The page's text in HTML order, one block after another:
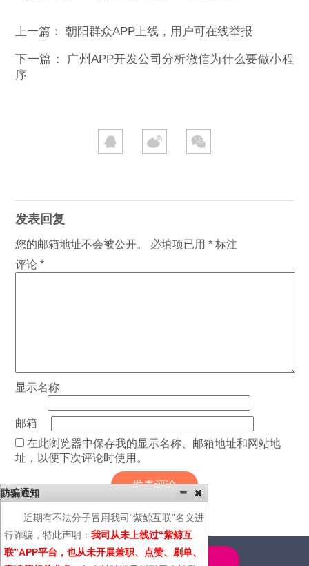
上一篇：朝阳群众APP上线，用户可在线举报
下一篇： 广州APP开发公司分析微信为什么要做小程
序
发表回复
您的邮箱地址不会被公开。 必填项已用* 标注
评论*
显示名称
邮箱
在此浏览器中保存我的显示名称、邮箱地址和网站地
址，以便下次评论时使用。
4000-600-366
防骗通知
近期有不法分子冒用我司“紫鲸互联”名义进
行诈骗，特此声明： 我司从未上线过“紫鲸互
联”APP平台，也从未开展兼职、点赞、刷单、